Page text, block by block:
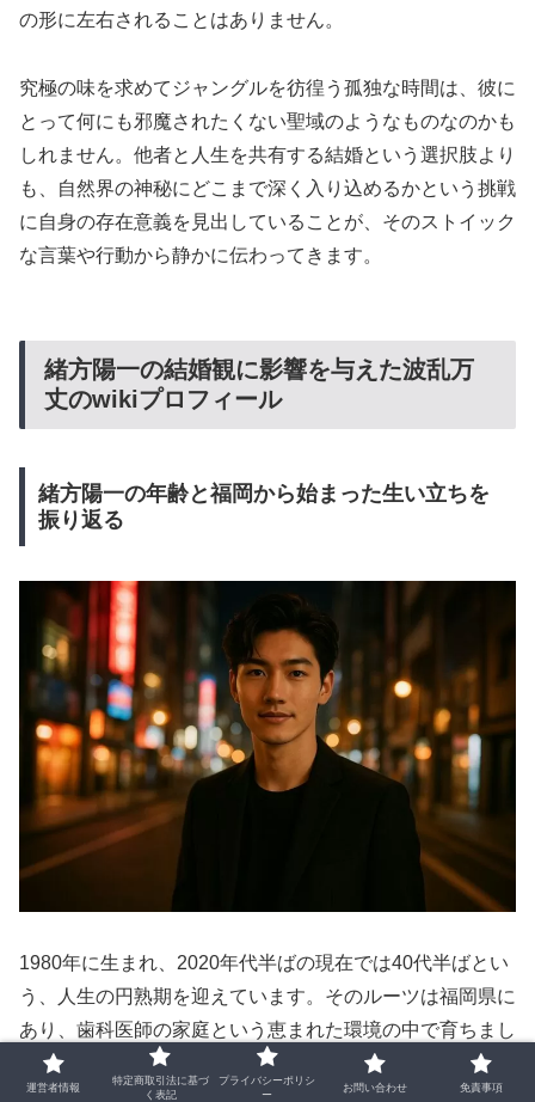
の形に左右されることはありません。
究極の味を求めてジャングルを彷徨う孤独な時間は、彼に
とって何にも邪魔されたくない聖域のようなものなのかも
しれません。他者と人生を共有する結婚という選択肢より
も、自然界の神秘にどこまで深く入り込めるかという挑戦
に自身の存在意義を見出していることが、そのストイック
な言葉や行動から静かに伝わってきます。
緒方陽一の結婚観に影響を与えた波乱万
丈のwikiプロフィール
緒方陽一の年齢と福岡から始まった生い立ちを
振り返る
1980年に生まれ、2020年代半ばの現在では40代半ばとい
う、人生の円熟期を迎えています。そのルーツは福岡県に
あり、歯科医師の家庭という恵まれた環境の中で育ちまし
た。しかし、幼少期の過ごし方は他の子供たちとは少し異
なり、外で元気に遊び回るよりも、深海魚や昆虫、さらに
運営者情報
特定商取引法に基づ
く表記
プライバシーポリシ
ー
お問い合わせ 免責事項